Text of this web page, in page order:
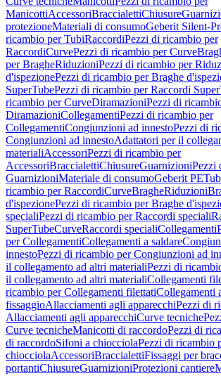
ManicottiAccessoriBraccialettiChiusure
protezioneMateriali di consumoGeberit Silent-
ricambio per TubiRaccordiPezzi di ricambio per
RaccordiCurvePezzi di ricambio per Curve
per BragheRiduzioniPezzi di ricambio per
d'ispezionePezzi di ricambio per Braghe
SuperTubePezzi di ricambio per Raccordi
ricambio per CurveDiramazioniPezzi di
DiramazioniCollegamentiPezzi di ricambio per
CollegamentiCongiunzioni ad innestoPezzi di
Congiunzioni ad innestoAdattatori per il
materialiAccessoriPezzi di ricambio per
AccessoriBraccialettiChiusureGuarnizioniPezzi
GuarnizioniMateriale di consumoGeberit PE
ricambio per RaccordiCurveBragheRiduzioni
d'ispezionePezzi di ricambio per Braghe
specialiPezzi di ricambio per Raccordi speciali
SuperTubeCurveRaccordi specialiCollegamenti
per CollegamentiCollegamenti a saldare
innestoPezzi di ricambio per Congiunzioni ad
il collegamento ad altri materialiPezzi di
il collegamento ad altri materialiCollegamenti
ricambio per Collegamenti filettatiCollegamenti
fissaggioAllacciamenti agli apparecchiPezzi di
Allacciamenti agli apparecchiCurve tecniche
Curve tecnicheManicotti di raccordoPezzi di
di raccordoSifoni a chiocciolaPezzi di ricambio
chiocciolaAccessoriBraccialettiFissaggi per
portantiChiusureGuarnizioniProtezioni cantiere